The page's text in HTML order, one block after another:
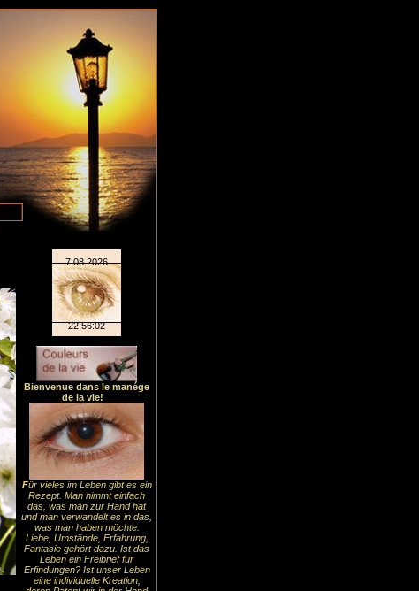
Bienvenue dans le manége
de la vie!
Für vieles im Leben gibt es ein
Rezept. Man nimmt einfach
das, was man zur Hand hat
und man verwandelt es in das,
was man haben möchte.
Liebe, Umstände, Erfahrung,
Fantasie gehört dazu. Ist das
Leben ein Freibrief für
Erfindungen? Ist unser Leben
eine individuelle Kreation,